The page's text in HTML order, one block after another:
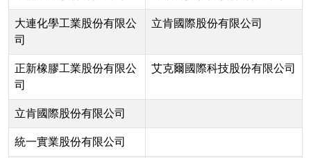
大連化學工業股份有限公
司
立肯國際股份有限公司
正新橡膠工業股份有限公
司
艾克爾國際科技股份有限公司
立肯國際股份有限公司
統一實業股份有限公司